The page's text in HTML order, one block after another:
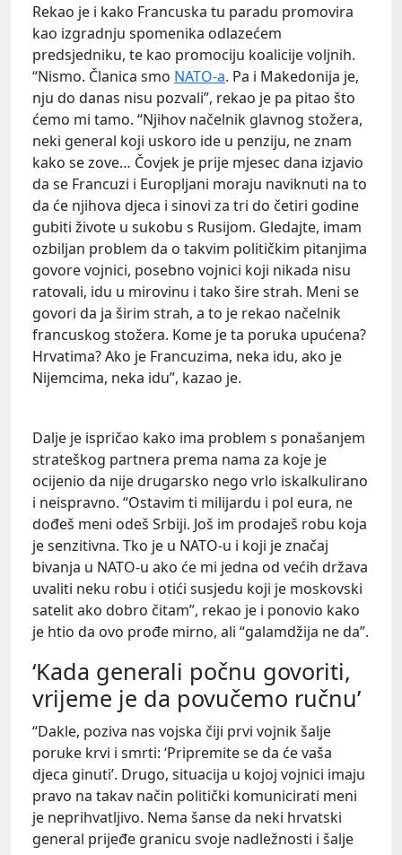
Rekao je i kako Francuska tu paradu promovira
kao izgradnju spomenika odlazećem
predsjedniku, te kao promociju koalicije voljnih.
“Nismo. Članica smo NATO-a. Pa i Makedonija je,
nju do danas nisu pozvali”, rekao je pa pitao što
ćemo mi tamo. “Njihov načelnik glavnog stožera,
neki general koji uskoro ide u penziju, ne znam
kako se zove… Čovjek je prije mjesec dana izjavio
da se Francuzi i Europljani moraju naviknuti na to
da će njihova djeca i sinovi za tri do četiri godine
gubiti živote u sukobu s Rusijom. Gledajte, imam
ozbiljan problem da o takvim političkim pitanjima
govore vojnici, posebno vojnici koji nikada nisu
ratovali, idu u mirovinu i tako šire strah. Meni se
govori da ja širim strah, a to je rekao načelnik
francuskog stožera. Kome je ta poruka upućena?
Hrvatima? Ako je Francuzima, neka idu, ako je
Nijemcima, neka idu”, kazao je.
Dalje je ispričao kako ima problem s ponašanjem
strateškog partnera prema nama za koje je
ocijenio da nije drugarsko nego vrlo iskalkulirano
i neispravno. “Ostavim ti milijardu i pol eura, ne
dođeš meni odeš Srbiji. Još im prodaješ robu koja
je senzitivna. Tko je u NATO-u i koji je značaj
bivanja u NATO-u ako će mi jedna od većih država
uvaliti neku robu i otići susjedu koji je moskovski
satelit ako dobro čitam”, rekao je i ponovio kako
je htio da ovo prođe mirno, ali “galamdžija ne da”.
‘Kada generali počnu govoriti,
vrijeme je da povučemo ručnu’
“Dakle, poziva nas vojska čiji prvi vojnik šalje
poruke krvi i smrti: ‘Pripremite se da će vaša
djeca ginuti’. Drugo, situacija u kojoj vojnici imaju
pravo na takav način politički komunicirati meni
je neprihvatljivo. Nema šanse da neki hrvatski
general prijeđe granicu svoje nadležnosti i šalje